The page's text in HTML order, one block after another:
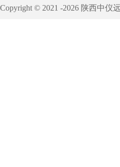
Copyright © 2021 -2026 陕西中仪